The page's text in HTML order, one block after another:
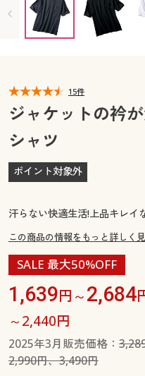
カタログ無料プレゼント
マイページ
閲覧履歴
お気に入り
サポート
ご利用ガイド
よくある質問とお問い合
会員メニュー
閲覧履歴
お気に入り
サポート
よくある質問とお問い
15件
ジャケットの衿
シャツ
ポイント対象外
汗らない快適生活!上品キレイ
この商品の情報をもっと詳しく
SALE 最大50%OFF
1,639円～2,684
～2,440円
2025年3月販売価格：
2,990円、3,490円